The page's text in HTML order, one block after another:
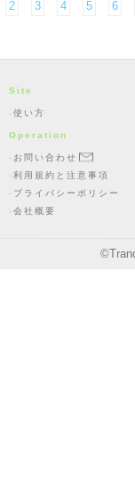
2 3 4 5 6
Site
使い方
Operation
お問い合わせ
利用規約と注意事項
プライバシーポリシー
会社概要
©